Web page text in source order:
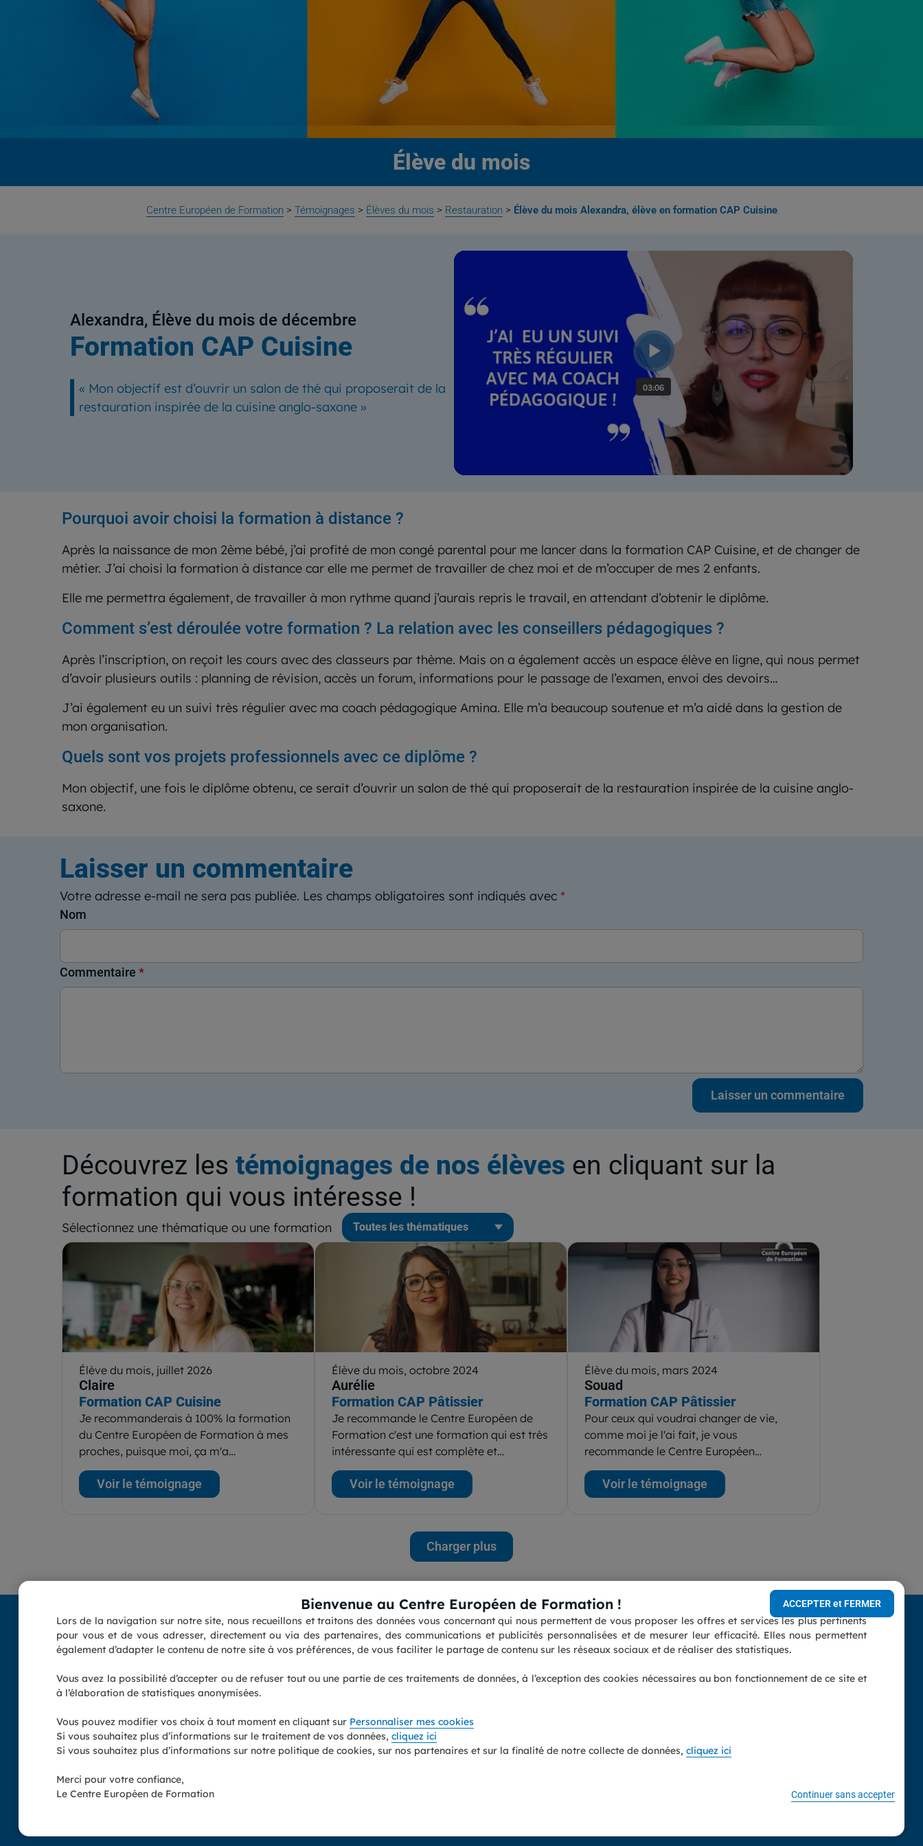
Élève du mois
Centre Européen de Formation > Témoignages > Élèves du mois > Restauration > Élève du mois Alexandra, élève en formation CAP Cuisine
Alexandra, Élève du mois de décembre
Formation CAP Cuisine
« Mon objectif est d’ouvrir un salon de thé qui proposerait de la
restauration inspirée de la cuisine anglo-saxone »
Pourquoi avoir choisi la formation à distance ?
Après la naissance de mon 2ème bébé, j’ai profité de mon congé parental pour me lancer dans la formation CAP Cuisine, et de changer de
métier. J’ai choisi la formation à distance car elle me permet de travailler de chez moi et de m’occuper de mes 2 enfants.
Elle me permettra également, de travailler à mon rythme quand j’aurais repris le travail, en attendant d’obtenir le diplôme.
Comment s’est déroulée votre formation ? La relation avec les conseillers pédagogiques ?
Après l’inscription, on reçoit les cours avec des classeurs par thème. Mais on a également accès un espace élève en ligne, qui nous permet
d’avoir plusieurs outils : planning de révision, accès un forum, informations pour le passage de l’examen, envoi des devoirs…
J’ai également eu un suivi très régulier avec ma coach pédagogique Amina. Elle m’a beaucoup soutenue et m’a aidé dans la gestion de
mon organisation.
Quels sont vos projets professionnels avec ce diplôme ?
Mon objectif, une fois le diplôme obtenu, ce serait d’ouvrir un salon de thé qui proposerait de la restauration inspirée de la cuisine anglo-
saxone.
Laisser un commentaire
Votre adresse e-mail ne sera pas publiée. Les champs obligatoires sont indiqués avec *
Nom
Commentaire *
Découvrez les témoignages de nos élèves en cliquant sur la
formation qui vous intéresse !
Sélectionnez une thématique ou une formation
Élève du mois, juillet 2026
Claire
Formation CAP Cuisine
Je recommanderais à 100% la formation
du Centre Européen de Formation à mes
proches, puisque moi, ça m'a…
Voir le témoignage
Élève du mois, octobre 2024
Aurélie
Formation CAP Pâtissier
Je recommande le Centre Européen de
Formation c'est une formation qui est très
intéressante qui est complète et…
Voir le témoignage
Élève du mois, mars 2024
Souad
Formation CAP Pâtissier
Pour ceux qui voudrai changer de vie,
comme moi je l'ai fait, je vous
recommande le Centre Européen…
Voir le témoignage
Charger plus
Suivez-nous :
Contactez nous
Pourquoi choisir le CEF ?
Les avis sur le Centre
Nos guides formations
Accessibilité : partiellement conforme
Informations légales
Personnaliser mes cookies
Plan du site
Vous êtes un professionnel ?
association...)
Ecole certifiée QUALIOPI et référencée sur DataDock sous le numéro 0008886. La certification nationale a été attribuée au titre des actions de formation. Établissement privé d'enseignement à distance soumis au contrôle
pédagogique de l'Etat, immatriculé sous le numéro UAI 0596978 P. Centre de formation professionnelle continue, déclarée sous le numéro 31 59 08328 59.
Bienvenue au Centre Européen de Formation !
Lors de la navigation sur notre site, nous recueillons et traitons des données vous concernant qui nous permettent de vous proposer les offres et services les plus pertinents
pour vous et de vous adresser, directement ou via des partenaires, des communications et publicités personnalisées et de mesurer leur efficacité. Elles nous permettent
également d’adapter le contenu de notre site à vos préférences, de vous faciliter le partage de contenu sur les réseaux sociaux et de réaliser des statistiques.
Vous avez la possibilité d’accepter ou de refuser tout ou une partie de ces traitements de données, à l’exception des cookies nécessaires au bon fonctionnement de ce site et
à l’élaboration de statistiques anonymisées.
Vous pouvez modifier vos choix à tout moment en cliquant sur Personnaliser mes cookies
Si vous souhaitez plus d’informations sur le traitement de vos données, cliquez ici
Si vous souhaitez plus d’informations sur notre politique de cookies, sur nos partenaires et sur la finalité de notre collecte de données, cliquez ici
Merci pour votre confiance,
Le Centre Européen de Formation
Continuer sans accepter
ACCEPTER et FERMER